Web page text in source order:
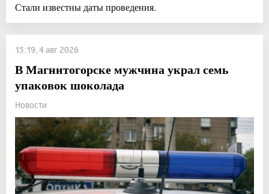
Стали известны даты проведения.
15:19, 4 авг 2026
В Магнитогорске мужчина украл семь
упаковок шоколада
Новости